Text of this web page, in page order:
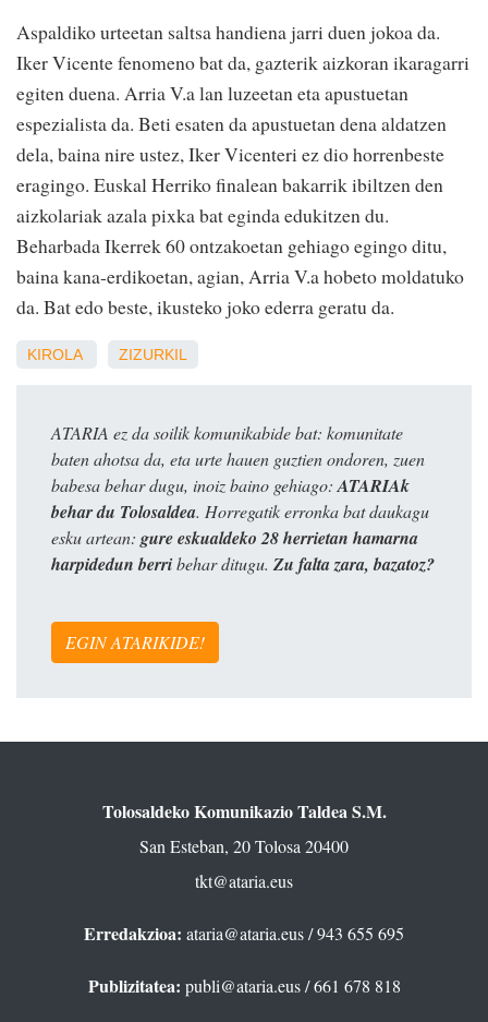
Aspaldiko urteetan saltsa handiena jarri duen jokoa da.
Iker Vicente fenomeno bat da, gazterik aizkoran ikaragarri
egiten duena. Arria V.a lan luzeetan eta apustuetan
espezialista da. Beti esaten da apustuetan dena aldatzen
dela, baina nire ustez, Iker Vicenteri ez dio horrenbeste
eragingo. Euskal Herriko finalean bakarrik ibiltzen den
aizkolariak azala pixka bat eginda edukitzen du.
Beharbada Ikerrek 60 ontzakoetan gehiago egingo ditu,
baina kana-erdikoetan, agian, Arria V.a hobeto moldatuko
da. Bat edo beste, ikusteko joko ederra geratu da.
KIROLA ZIZURKIL
ATARIA ez da soilik komunikabide bat: komunitate
baten ahotsa da, eta urte hauen guztien ondoren, zuen
babesa behar dugu, inoiz baino gehiago: ATARIAk
behar du Tolosaldea. Horregatik erronka bat daukagu
esku artean: gure eskualdeko 28 herrietan hamarna
harpidedun berribehar ditugu. Zu falta zara, bazatoz?
EGIN ATARIKIDE!
Tolosaldeko Komunikazio Taldea S.M.
San Esteban, 20 Tolosa 20400
tkt@ataria.eus
Erredakzioa: ataria@ataria.eus/ 943 655 695
Publizitatea: publi@ataria.eus/ 661 678 818